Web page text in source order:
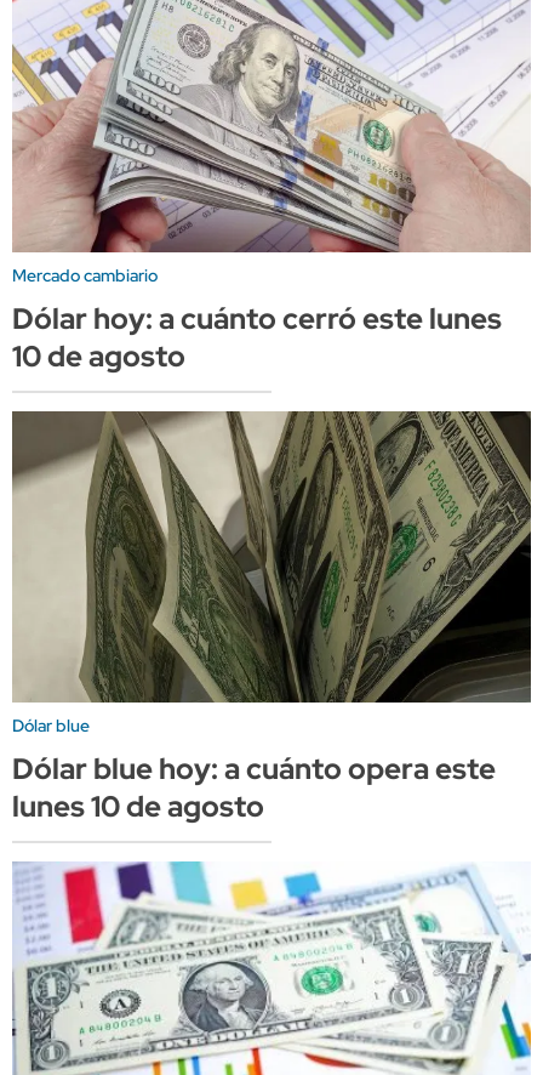
Mercado cambiario
Dólar hoy: a cuánto cerró este lunes
10 de agosto
Dólar blue
Dólar blue hoy: a cuánto opera este
lunes 10 de agosto